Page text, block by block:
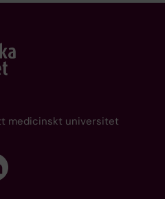
medicinskt universitet